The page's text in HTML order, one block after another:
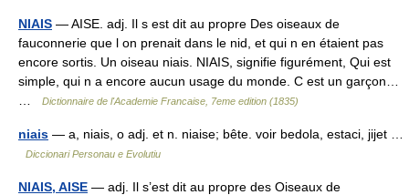
NIAIS — AISE. adj. Il s est dit au propre Des oiseaux de
fauconnerie que l on prenait dans le nid, et qui n en étaient pas
encore sortis. Un oiseau niais. NIAIS, signifie figurément, Qui est
simple, qui n a encore aucun usage du monde. C est un garçon…
Dictionnaire de l'Academie Francaise, 7eme edition (1835)
niais — a, niais, o adj. et n. niaise; bête. voir bedola, estaci, jijet …
Diccionari Personau e Evolutiu
NIAIS, AISE — adj. Il s’est dit au propre des Oiseaux de